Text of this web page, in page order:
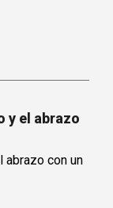
y el abrazo